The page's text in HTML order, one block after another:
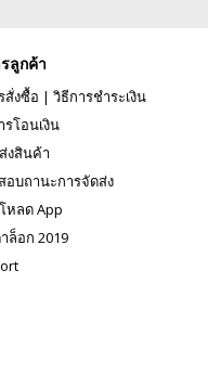
ลูกค้า
สั่งซื้อ | วิธีการชำระเงิน
รโอนเงิน
งสินค้า
อบถานะการจัดส่ง
หลด App
ล็อก 2019